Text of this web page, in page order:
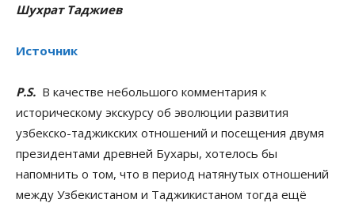
Шухрат Таджиев
Источник
P.S. В качестве небольшого комментария к
историческому экскурсу об эволюции развития
узбекско-таджикских отношений и посещения двумя
президентами древней Бухары, хотелось бы
напомнить о том, что в период натянутых отношений
между Узбекистаном и Таджикистаном тогда ещё